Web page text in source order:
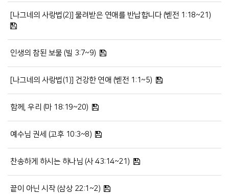
[나그네의 사랑법(2)] 물려받은 연애를 반납합니다 (벧전 1:18~21)
인생의 참된 보물 (빌 3:7~9)
[나그네의 사랑법(1)] 건강한 연애 (벧전 1:1~5)
함께, 우리 (마 18:19~20)
예수님 권세 (고후 10:3~8)
찬송하게 하시는 하나님 (사 43:14~21)
끝이 아닌 시작 (삼상 22:1~2)